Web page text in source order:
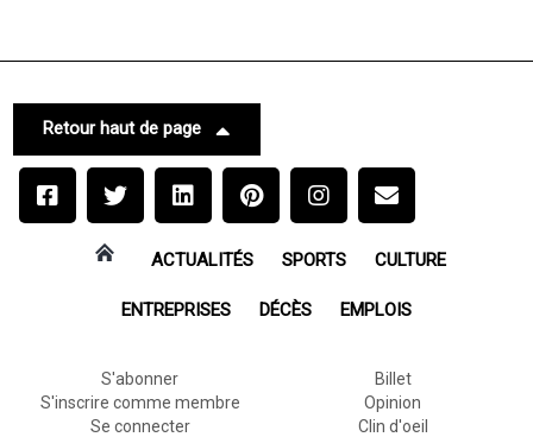
Retour haut de page
ACTUALITÉS SPORTS CULTURE
ENTREPRISES DÉCÈS EMPLOIS
S'abonner
S'inscrire comme membre
Se connecter
Billet
Opinion
Clin d'oeil